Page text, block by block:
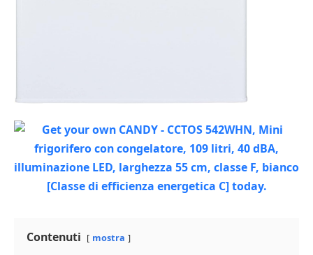
Contenuti mostra